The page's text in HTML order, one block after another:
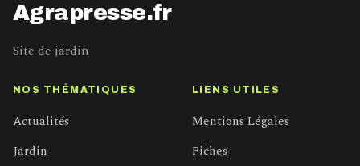
Agrapresse.fr
Site de jardin
NOS THÉMATIQUES
Actualités
Jardin
LIENS UTILES
Mentions Légales
Fiches